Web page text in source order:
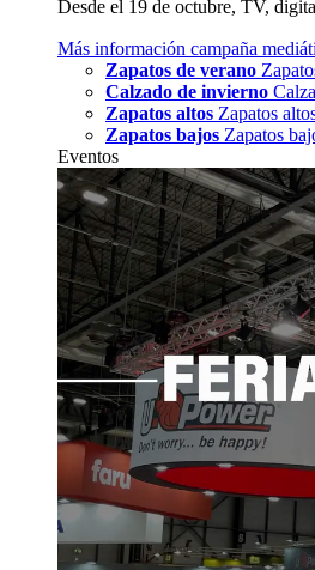
Desde el 19 de octubre, TV,
Más información campaña
Zapatos de verano
Calzado de invierno
Zapatos altos Zapatos
Zapatos bajos Zapatos
Eventos